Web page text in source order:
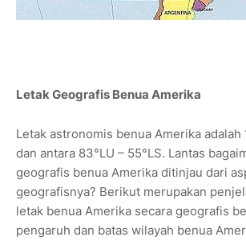
Letak Geografis Benua Amerika
Letak astronomis benua Amerika adalah
dan antara 83°LU – 55°LS. Lantas
geografis benua Amerika ditinjau dari
geografisnya? Berikut merupakan
letak benua Amerika secara geografis
pengaruh dan batas wilayah benua